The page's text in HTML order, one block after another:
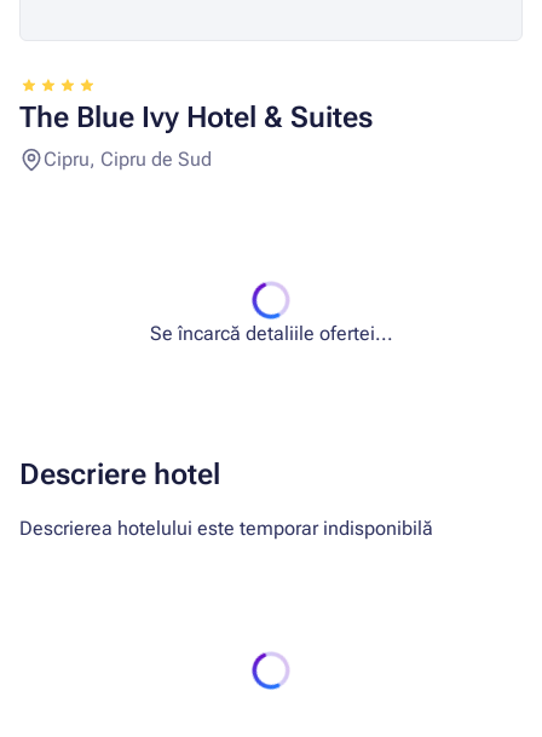
The Blue Ivy Hotel & Suites
Cipru, Cipru de Sud
Se încarcă detaliile ofertei...
Descriere hotel
Descrierea hotelului este temporar indisponibilă